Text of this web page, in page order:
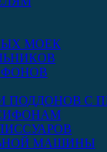
МОЕК
ПОДДОНОВ С
МАШИНЫ